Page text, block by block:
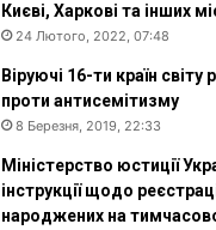
Києві, Харкові та інших
24 Лютого, 2022, 07:48
Віруючі 16-ти країн
проти антисемітизму
8 Березня, 2019, 22:33
Міністерство юстиції
інструкції щодо
народжених на